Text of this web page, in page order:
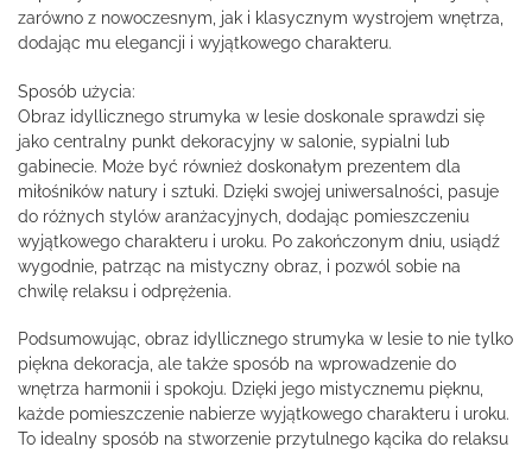
zarówno z nowoczesnym, jak i klasycznym wystrojem wnętrza,
dodając mu elegancji i wyjątkowego charakteru.
Sposób użycia:
Obraz idyllicznego strumyka w lesie doskonale sprawdzi się
jako centralny punkt dekoracyjny w salonie, sypialni lub
gabinecie. Może być również doskonałym prezentem dla
miłośników natury i sztuki. Dzięki swojej uniwersalności, pasuje
do różnych stylów aranżacyjnych, dodając pomieszczeniu
wyjątkowego charakteru i uroku. Po zakończonym dniu, usiądź
wygodnie, patrząc na mistyczny obraz, i pozwól sobie na
chwilę relaksu i odprężenia.
Podsumowując, obraz idyllicznego strumyka w lesie to nie tylko
piękna dekoracja, ale także sposób na wprowadzenie do
wnętrza harmonii i spokoju. Dzięki jego mistycznemu pięknu,
każde pomieszczenie nabierze wyjątkowego charakteru i uroku.
To idealny sposób na stworzenie przytulnego kącika do relaksu